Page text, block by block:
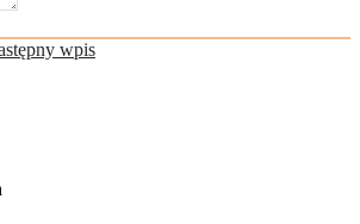
wpis